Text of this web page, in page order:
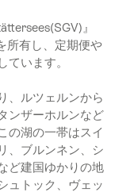
』
所有し、定期便や
ています。
、ルツェルンから
ンザーホルンなど
の湖の一帯はスイ
、ブルンネン、シ
ど建国ゆかりの地
ュトック、ヴェッ